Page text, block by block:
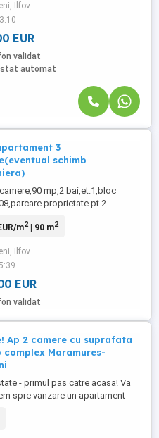
de 49 mp, la care se
terasă spectaculoasă de 18 mp,
un spațiu total de ...
Ilfov
EUR
validat
automat
3
schimb
mp,2 bai,et.1,bloc
proprietate pt.2
open space 40 mp,lift,zona
apartament,3
propriu+retea,plata intretinere
schimb cu garsoniera ...
m2| 90 m2
Ilfov
EUR
validat
Ap 2 camere cu suprafata
complex Maramures-
- primul pas catre acasa! Va
spre vanzare un apartament
situat in complex Maramures